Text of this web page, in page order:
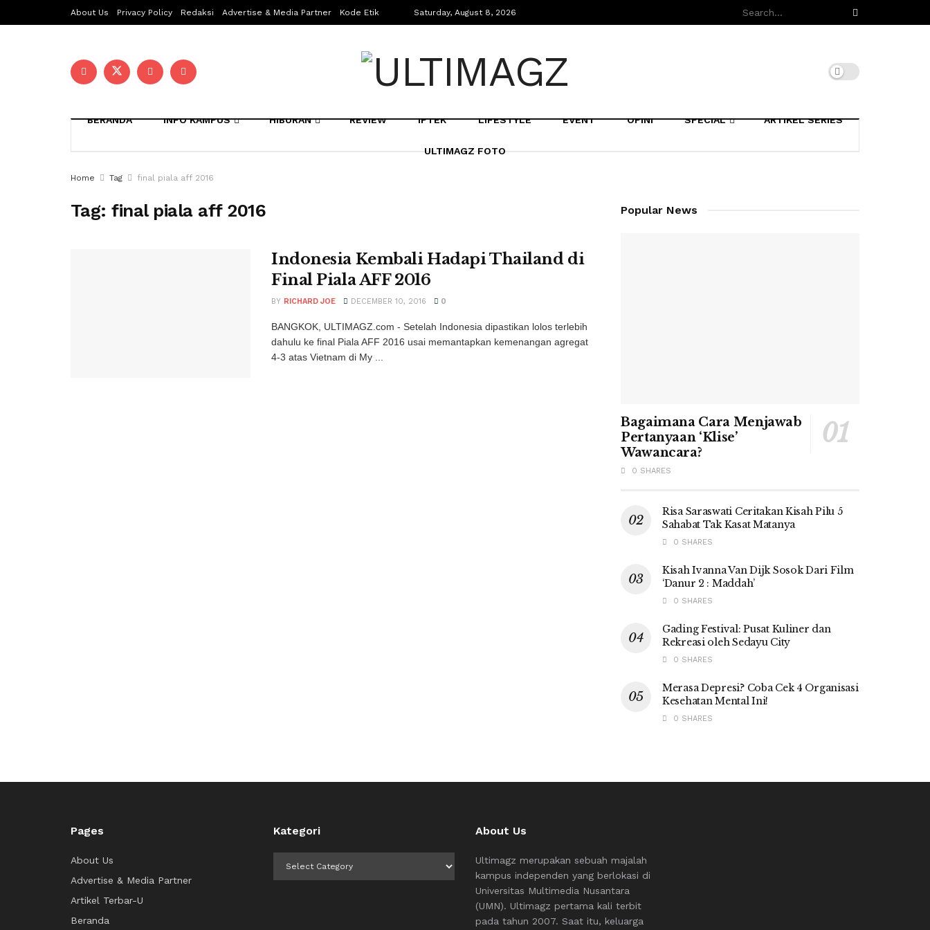
About Us Privacy Policy Redaksi Advertise & Media Partner Kode Etik Saturday, August 8, 2026
BERANDA INFO KAMPUS HIBURAN REVIEW IPTEK LIFESTYLE EVENT OPINI SPECIAL ARTIKEL SERIES
ULTIMAGZ FOTO
Home Tag final piala aff 2016
Tag:final piala aff 2016
Indonesia Kembali Hadapi Thailand di
Final Piala AFF 2016
BY RICHARD JOE DECEMBER 10, 2016 0
BANGKOK, ULTIMAGZ.com - Setelah Indonesia dipastikan lolos terlebih
dahulu ke final Piala AFF 2016 usai memantapkan kemenangan agregat
4-3 atas Vietnam di My ...
Popular News
Bagaimana Cara Menjawab
Pertanyaan ‘Klise’
Wawancara?
0 SHARES
Risa Saraswati Ceritakan Kisah Pilu 5
Sahabat Tak Kasat Matanya
0 SHARES
Kisah Ivanna Van Dijk Sosok Dari Film
‘Danur 2 : Maddah’
0 SHARES
Gading Festival: Pusat Kuliner dan
Rekreasi oleh Sedayu City
0 SHARES
Merasa Depresi? Coba Cek 4 Organisasi
Kesehatan Mental Ini!
0 SHARES
Pages
About Us
Advertise & Media Partner
Artikel Terbar-U
Beranda
Kategori About Us
Ultimagz merupakan sebuah majalah
kampus independen yang berlokasi di
Universitas Multimedia Nusantara
(UMN). Ultimagz pertama kali terbit
pada tahun 2007. Saat itu, keluarga